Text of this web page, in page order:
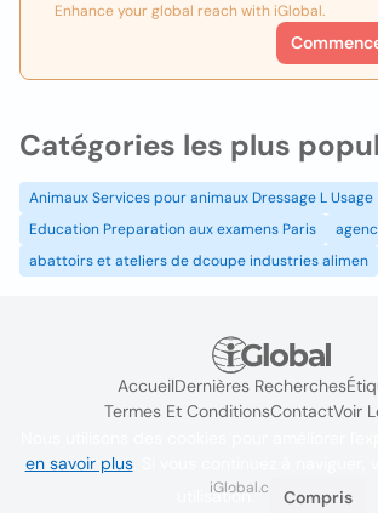
Enhance your global reach with iGlobal.
Catégories les plus
Animaux Services pour animaux Dressage L Usage
Education Preparation aux examens Paris
abattoirs et ateliers de dcoupe industries alimen
AccueilDernières Recherches
Termes Et ConditionsContactVoir
iGlobal.co @ 2024
en savoir plus. Si vous continuez à naviguer,
utilisation.
Compris